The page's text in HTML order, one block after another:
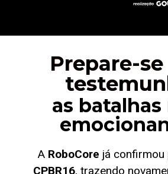
Prepare-
as batalhas
A RoboCore já confirmou
CPBR16, trazendo